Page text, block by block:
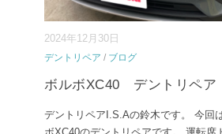
2024年12月30日
デントリペア / ブログ
ボルボXC40 デントリペア
デントリペアI.S.Aの鈴木です。 今回